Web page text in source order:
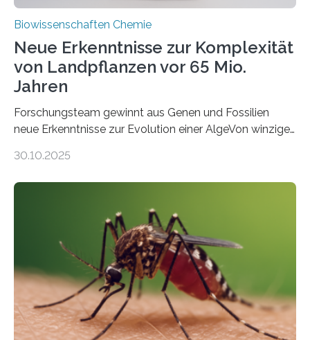
Biowissenschaften Chemie
Neue Erkenntnisse zur Komplexität
von Landpflanzen vor 65 Mio.
Jahren
Forschungsteam gewinnt aus Genen und Fossilien
neue Erkenntnisse zur Evolution einer AlgeVon winzigen
Landpflanzen zählen zu den komplexesten
Grünalgen, die vor Hunderten von Millionen Jahren
lebten. Unter den Vorfahren sticht eine Gruppe heraus,
die noch heute in der Natur vorkommt: die
Süßwasseralge Coleochaetophyceae. Einige Arten
dieser Gruppe bilden aus Zellfäden dichte Geflechte
mit scheibenförmiger Gestalt. Was auffällig ist: Die
nächsten…
30.10.2025